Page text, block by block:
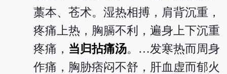
藁本、苍术。湿热相搏，肩背沉重，
疼痛上热，胸膈不利，遍身上下沉重
疼痛， 当归拈痛汤。…发寒热而周身
作痛，胸胁痞闷不舒，肝血虚而郁火